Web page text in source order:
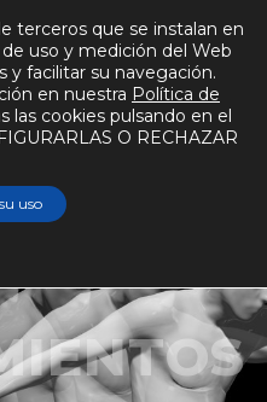
terceros que se instalan en
de uso y medición del Web
y facilitar su navegación.
en nuestra Política de
las cookies pulsando en el
O RECHAZAR
uso